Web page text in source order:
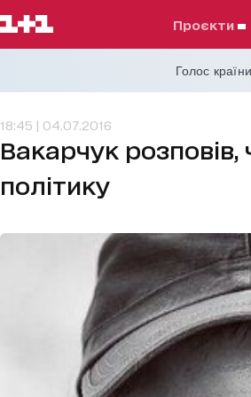
проєкти
Голос
18:45 | 04.07.2016
Вакарчук розповів,
політику